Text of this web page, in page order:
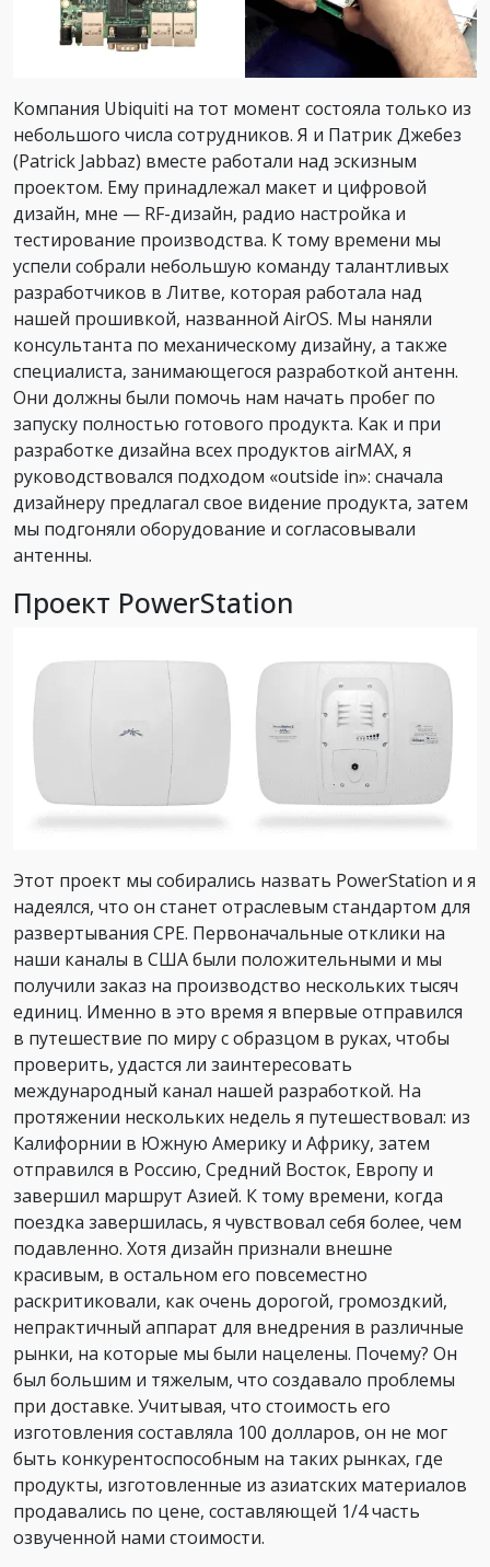
Компания Ubiquiti на тот момент состояла только из
небольшого числа сотрудников. Я и Патрик Джебез
(Patrick Jabbaz) вместе работали над эскизным
проектом. Ему принадлежал макет и цифровой
дизайн, мне — RF-дизайн, радио настройка и
тестирование производства. К тому времени мы
успели собрали небольшую команду талантливых
разработчиков в Литве, которая работала над
нашей прошивкой, названной AirOS. Мы наняли
консультанта по механическому дизайну, а также
специалиста, занимающегося разработкой антенн.
Они должны были помочь нам начать пробег по
запуску полностью готового продукта. Как и при
разработке дизайна всех продуктов airMAX, я
руководствовался подходом «outside in»: сначала
дизайнеру предлагал свое видение продукта, затем
мы подгоняли оборудование и согласовывали
антенны.
Проект PowerStation
Этот проект мы собирались назвать PowerStation и я
надеялся, что он станет отраслевым стандартом для
развертывания CPE. Первоначальные отклики на
наши каналы в США были положительными и мы
получили заказ на производство нескольких тысяч
единиц. Именно в это время я впервые отправился
в путешествие по миру с образцом в руках, чтобы
проверить, удастся ли заинтересовать
международный канал нашей разработкой. На
протяжении нескольких недель я путешествовал: из
Калифорнии в Южную Америку и Африку, затем
отправился в Россию, Средний Восток, Европу и
завершил маршрут Азией. К тому времени, когда
поездка завершилась, я чувствовал себя более, чем
подавленно. Хотя дизайн признали внешне
красивым, в остальном его повсеместно
раскритиковали, как очень дорогой, громоздкий,
непрактичный аппарат для внедрения в различные
рынки, на которые мы были нацелены. Почему? Он
был большим и тяжелым, что создавало проблемы
при доставке. Учитывая, что стоимость его
изготовления составляла 100 долларов, он не мог
быть конкурентоспособным на таких рынках, где
продукты, изготовленные из азиатских материалов
продавались по цене, составляющей 1/4 часть
озвученной нами стоимости.